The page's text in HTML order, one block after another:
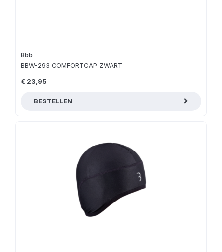
Bbb
BBW-293 COMFORTCAP ZWART
€ 23,95
BESTELLEN